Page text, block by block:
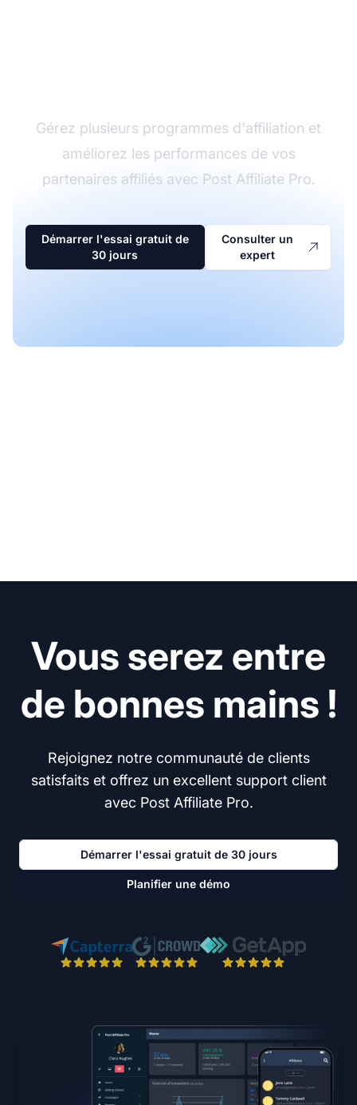
Gérez plusieurs programmes d'affiliation et
améliorez les performances de vos
partenaires affiliés avec Post Affiliate Pro.
Démarrer l'essai gratuit de
30 jours
Consulter un
expert
Vous serez entre
de bonnes mains !
Rejoignez notre communauté de clients
satisfaits et offrez un excellent support client
avec Post Affiliate Pro.
Démarrer l'essai gratuit de 30 jours
Planifier une démo